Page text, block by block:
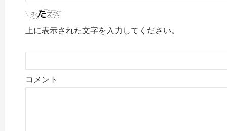
上に表示された文字を入力してください。
コメント